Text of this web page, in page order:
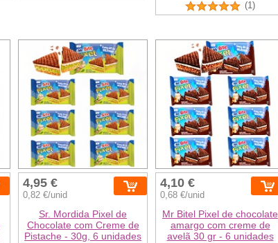
(1)
4,95 €
0,82 €/unid
Sr. Mordida Pixel de
Chocolate com Creme de
Pistache - 30g, 6 unidades
4,10 €
0,68 €/unid
Mr Bitel Pixel de chocolate
amargo com creme de
avelã 30 gr - 6 unidades